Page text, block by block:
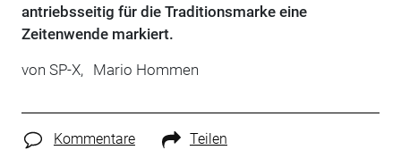
antriebsseitig für die Traditionsmarke eine
Zeitenwende markiert.
von SP-X, Mario Hommen
Kommentare Teilen